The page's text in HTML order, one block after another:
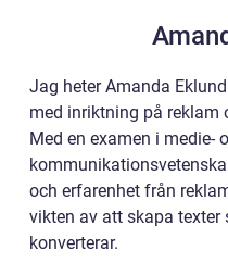
Jag heter Amanda
med inriktning på reklam
Med en examen i medie-
och erfarenhet från
vikten av att skapa texter
konverterar.